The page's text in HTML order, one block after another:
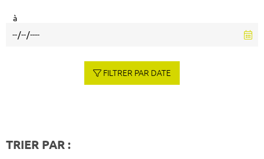
à
FILTRER PAR DATE
TRIER PAR :